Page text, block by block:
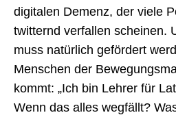
digitalen Demenz, der viele
twitternd verfallen scheinen.
muss natürlich gefördert
Menschen der
kommt: „Ich bin Lehrer für
Wenn das alles wegfällt?